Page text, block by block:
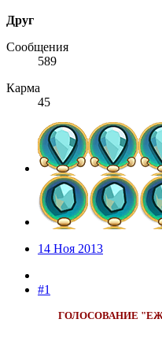
Друг
Сообщения
589
Карма
45
14 Ноя 2013
#1
ГОЛОСОВАНИЕ